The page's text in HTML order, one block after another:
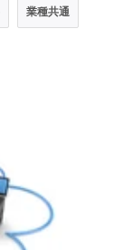
業種共通